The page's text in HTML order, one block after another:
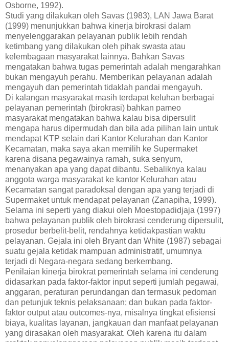
Osborne, 1992).
Studi yang dilakukan oleh Savas (1983), LAN Jawa Barat
(1999) menunjukkan bahwa kinerja birokrasi dalam
menyelenggarakan pelayanan publik lebih rendah
ketimbang yang dilakukan oleh pihak swasta atau
kelembagaan masyarakat lainnya. Bahkan Savas
mengatakan bahwa tugas pemerintah adalah mengarahkan
bukan mengayuh perahu. Memberikan pelayanan adalah
mengayuh dan pemerintah tidaklah pandai mengayuh.
Di kalangan masyarakat masih terdapat keluhan berbagai
pelayanan pemerintah (birokrasi) bahkan pameo
masyarakat mengatakan bahwa kalau bisa dipersulit
mengapa harus dipermudah dan bila ada pilihan lain untuk
mendapat KTP selain dari Kantor Kelurahan dan Kantor
Kecamatan, maka saya akan memilih ke Supermaket
karena disana pegawainya ramah, suka senyum,
menanyakan apa yang dapat dibantu. Sebaliknya kalau
anggota warga masyarakat ke kantor Kelurahan atau
Kecamatan sangat paradoksal dengan apa yang terjadi di
Supermaket untuk mendapat pelayanan (Zanapiha, 1999).
Selama ini seperti yang diakui oleh Moestopadidjaja (1997)
bahwa pelayanan publik oleh birokrasi cenderung dipersulit,
prosedur berbelit-belit, rendahnya ketidakpastian waktu
pelayanan. Gejala ini oleh Bryant dan White (1987) sebagai
suatu gejala ketidak mampuan administratif, umumnya
terjadi di Negara-negara sedang berkembang.
Penilaian kinerja birokrat pemerintah selama ini cenderung
didasarkan pada faktor-faktor input seperti jumlah pegawai,
anggaran, peraturan perundangan dan termasuk pedoman
dan petunjuk teknis pelaksanaan; dan bukan pada faktor-
faktor output atau outcomes-nya, misalnya tingkat efisiensi
biaya, kualitas layanan, jangkauan dan manfaat pelayanan
yang dirasakan oleh masyarakat. Oleh karena itu dalam